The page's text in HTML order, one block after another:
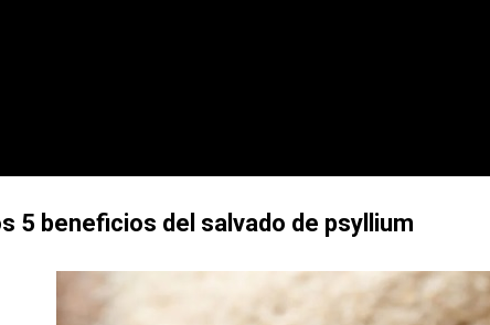
5 beneficios del salvado de psyllium